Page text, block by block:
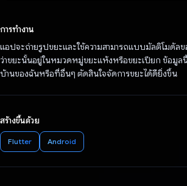
การทำงาน
แอปจะถ่ายรูปขยะและใช้ความสามารถแบบมัลติโมดัล
ว่าขยะนั้นอยู่ในหมวดหมู่ขยะแห้งหรือขยะเปียก ข้อมูล
บ้านของฉันหรือที่อื่นๆ ตัดสินใจจัดการขยะได้ดียิ่งขึ้น
สร้างขึ้นด้วย
Flutter Android